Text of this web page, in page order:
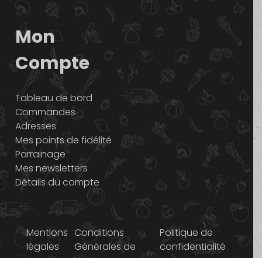
Mon
Compte
Tableau de bord
Commandes
Adresses
Mes points de fidélité
Parrainage
Mes newsletters
Détails du compte
Mentions
légales
Conditions
Générales de
Politique de
confidentialité